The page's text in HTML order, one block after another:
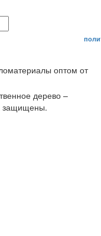
в соответствие с
оптом от
дерево –
защищены.